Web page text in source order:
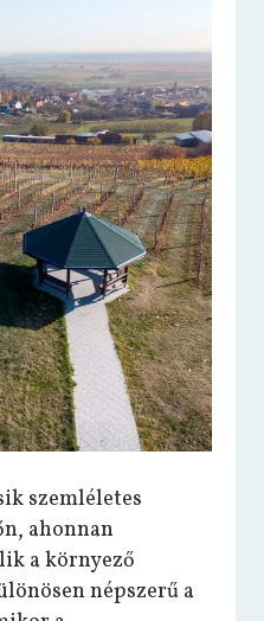
szemléletes
ahonnan
a környező
népszerű a